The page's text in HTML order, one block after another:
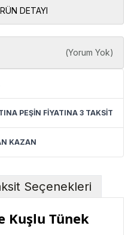
DETAYI
(Yorum Yok)
PEŞİN FİYATINA 3 TAKSİT
KAZAN
Seçenekleri
Kuşlu Tünek